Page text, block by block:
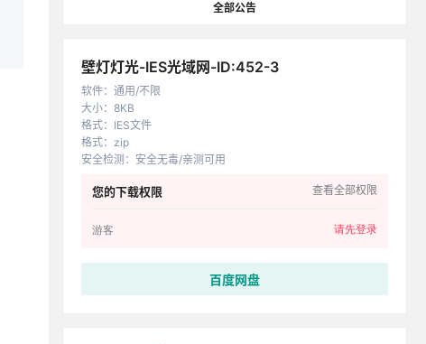
全部公告
壁灯灯光-IES光域网-ID:452-3
软件： 通用/不限
大小： 8KB
格式： IES文件
格式： zip
安全检测 ： 安全无毒/亲测可用
您的下载权限 查看全部权限
游客 请先登录
百度网盘